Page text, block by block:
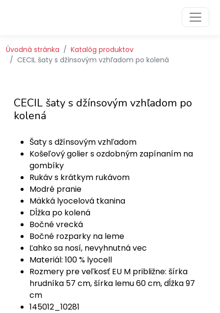
Úvodná stránka
Katalóg produktov
CECIL šaty s džínsovým vzhľadom po kolená
CECIL šaty s džínsovým vzhľadom po
kolená
Šaty s džínsovým vzhľadom
Košeľový golier s ozdobným zapínaním na
gombíky
Rukáv s krátkym rukávom
Modré pranie
Mäkká lyocelová tkanina
Dĺžka po kolená
Bočné vrecká
Bočné rozparky na leme
Ľahko sa nosí, nevyhnutná vec
Materiál: 100 % lyocell
Rozmery pre veľkosť EU M približne: šírka
hrudníka 57 cm, šírka lemu 60 cm, dĺžka 97
cm
145012_10281